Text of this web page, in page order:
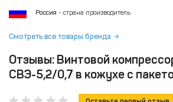
Россия - страна производитель
Смотреть все товары бренда
Отзывы: Винтовой
СВЭ-5,2/0,7 в кожухе с